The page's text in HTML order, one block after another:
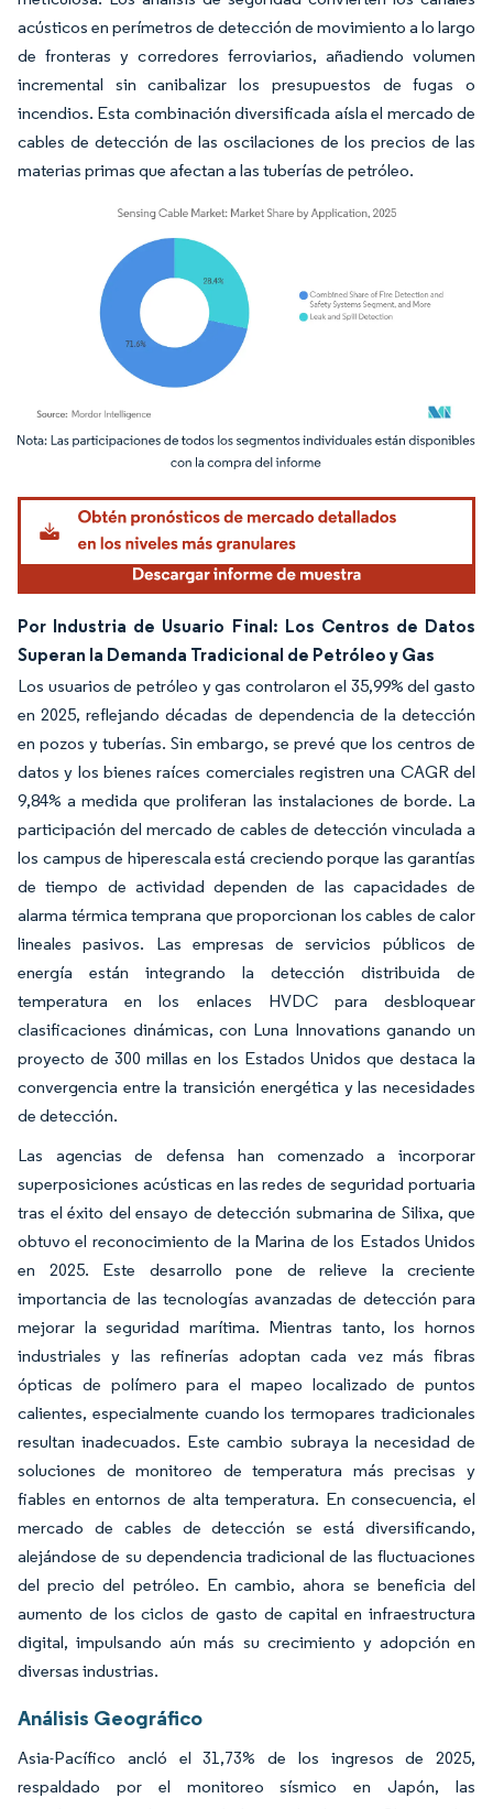
acústicos en perímetros de detección de movimiento a lo largo
de fronteras y corredores ferroviarios, añadiendo volumen
incremental sin canibalizar los presupuestos de fugas o
incendios. Esta combinación diversificada aísla el mercado de
cables de detección de las oscilaciones de los precios de las
materias primas que afectan a las tuberías de petróleo.
Imagen © Mordor Intelligence. El uso requiere atribución según CC BY 4.0.
Por Industria de Usuario Final: Los Centros de Datos
Superan la Demanda Tradicional de Petróleo y Gas
Los usuarios de petróleo y gas controlaron el 35,99% del gasto
en 2025, reflejando décadas de dependencia de la detección
en pozos y tuberías. Sin embargo, se prevé que los centros de
datos y los bienes raíces comerciales registren una CAGR del
9,84% a medida que proliferan las instalaciones de borde. La
participación del mercado de cables de detección vinculada a
los campus de hiperescala está creciendo porque las garantías
de tiempo de actividad dependen de las capacidades de
alarma térmica temprana que proporcionan los cables de calor
lineales pasivos. Las empresas de servicios públicos de
energía están integrando la detección distribuida de
temperatura en los enlaces HVDC para desbloquear
clasificaciones dinámicas, con Luna Innovations ganando un
proyecto de 300 millas en los Estados Unidos que destaca la
convergencia entre la transición energética y las necesidades
de detección.
Las agencias de defensa han comenzado a incorporar
superposiciones acústicas en las redes de seguridad portuaria
tras el éxito del ensayo de detección submarina de Silixa, que
obtuvo el reconocimiento de la Marina de los Estados Unidos
en 2025. Este desarrollo pone de relieve la creciente
importancia de las tecnologías avanzadas de detección para
mejorar la seguridad marítima. Mientras tanto, los hornos
industriales y las refinerías adoptan cada vez más fibras
ópticas de polímero para el mapeo localizado de puntos
calientes, especialmente cuando los termopares tradicionales
resultan inadecuados. Este cambio subraya la necesidad de
soluciones de monitoreo de temperatura más precisas y
fiables en entornos de alta temperatura. En consecuencia, el
mercado de cables de detección se está diversificando,
alejándose de su dependencia tradicional de las fluctuaciones
del precio del petróleo. En cambio, ahora se beneficia del
aumento de los ciclos de gasto de capital en infraestructura
digital, impulsando aún más su crecimiento y adopción en
diversas industrias.
Análisis Geográfico
Asia-Pacífico ancló el 31,73% de los ingresos de 2025,
respaldado por el monitoreo sísmico en Japón, las